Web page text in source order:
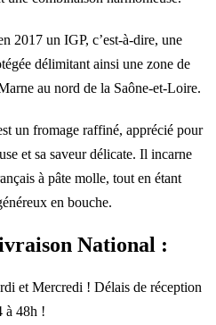
2017 un IGP, c’est-à-dire, une
délimitant ainsi une zone de
au nord de la Saône-et-Loire.
un fromage raffiné, apprécié pour
et sa saveur délicate. Il incarne
à pâte molle, tout en étant
en bouche.
National :
et Mercredi ! Délais de réception
à 48h !